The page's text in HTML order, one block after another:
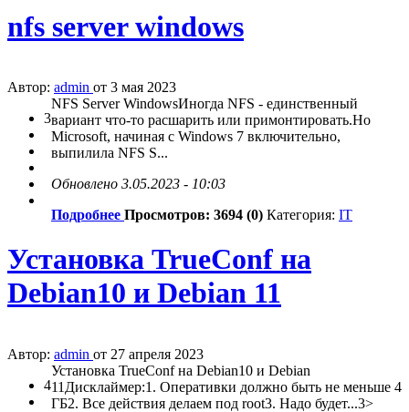
nfs server windows
Автор: admin от 3 мая 2023
3
NFS Server WindowsИногда NFS - единственный
вариант что-то расшарить или примонтировать.Но
Microsoft, начиная c Windows 7 включительно,
выпилила NFS S...
Обновлено 3.05.2023 - 10:03
Подробнее Просмотров: 3694 (0) Категория: IT
Установка TrueConf на
Debian10 и Debian 11
Автор: admin от 27 апреля 2023
4
Установка TrueConf на Debian10 и Debian
11Дисклаймер:1. Оперативки должно быть не меньше 4
ГБ2. Все действия делаем под root3. Надо будет...3>